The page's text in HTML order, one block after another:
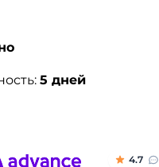
5 дней
4.7